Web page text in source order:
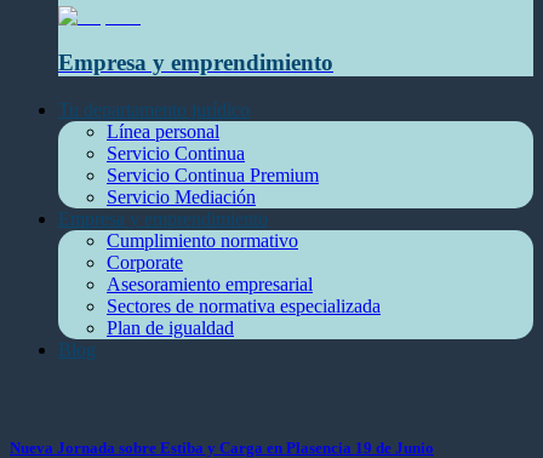
Empresa y emprendimiento
Tu departamento jurídico
Línea personal
Servicio Continua
Servicio Continua Premium
Servicio Mediación
Empresa y emprendimiento
Cumplimiento normativo
Corporate
Asesoramiento empresarial
Sectores de normativa especializada
Plan de igualdad
Blog
Nueva Jornada sobre Estiba y Carga en Plasencia 19 de Junio